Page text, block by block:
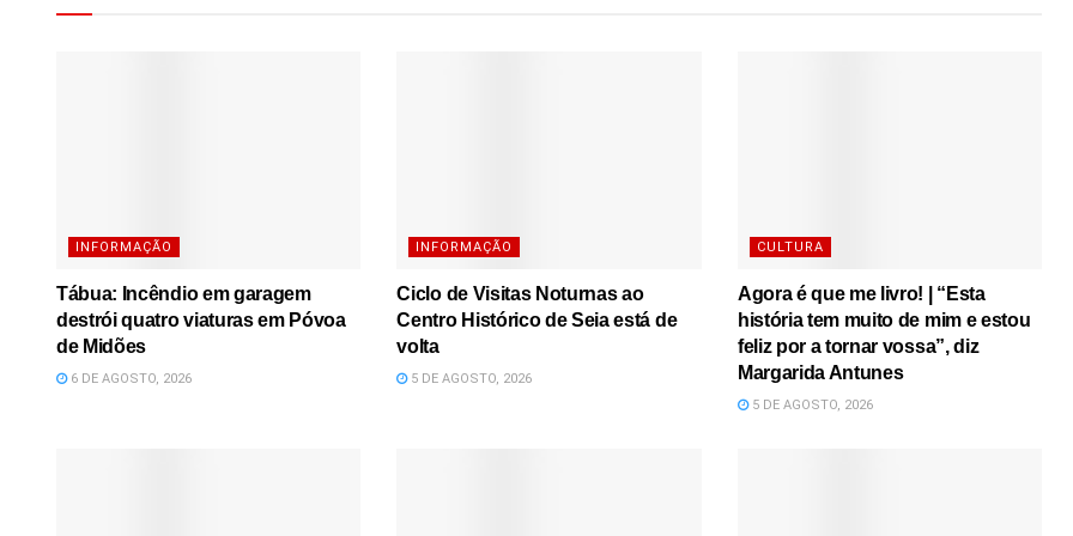
INFORMAÇÃO
Tábua: Incêndio em garagem
destrói quatro viaturas em Póvoa
de Midões
6 DE AGOSTO, 2026
INFORMAÇÃO
Ciclo de Visitas Noturnas ao
Centro Histórico de Seia está de
volta
5 DE AGOSTO, 2026
CULTURA
Agora é que me livro! | “Esta
história tem muito de mim e estou
feliz por a tornar vossa”, diz
Margarida Antunes
5 DE AGOSTO, 2026